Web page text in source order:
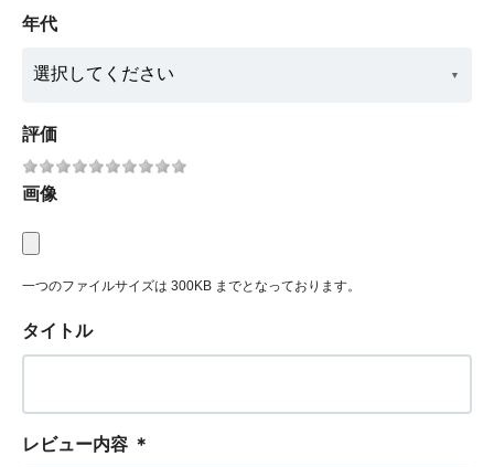
年代
評価
画像
一つのファイルサイズは 300KB までとなっております。
タイトル
レビュー内容 ＊